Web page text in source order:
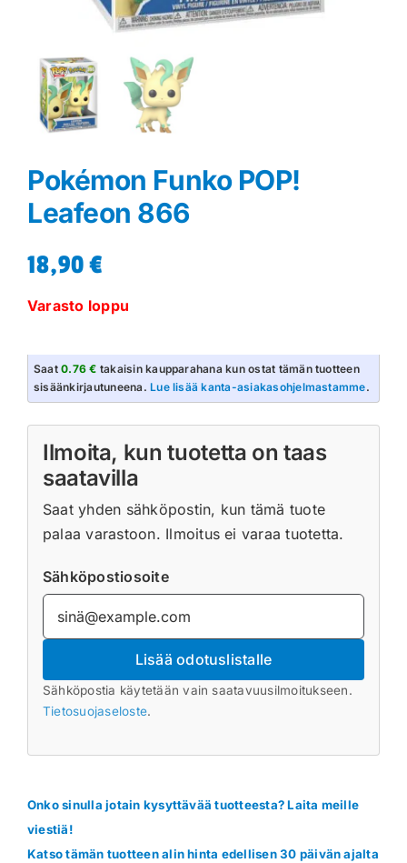
Pokémon Funko POP!
Leafeon 866
18,90€
Varasto loppu
Saat0.76 € takaisin kaupparahana kun ostat tämän tuotteen
sisäänkirjautuneena.Lue lisää kanta-asiakasohjelmastamme.
Ilmoita, kun tuotetta on taas
saatavilla
Saat yhden sähköpostin, kun tämä tuote
palaa varastoon. Ilmoitus ei varaa tuotetta.
Sähköpostiosoite
Lisää odotuslistalle
Sähköpostia käytetään vain saatavuusilmoitukseen.
Tietosuojaseloste.
Onko sinulla jotain kysyttävää tuotteesta? Laita meille
viestiä!
Katso tämän tuotteen alin hinta edellisen 30 päivän ajalta